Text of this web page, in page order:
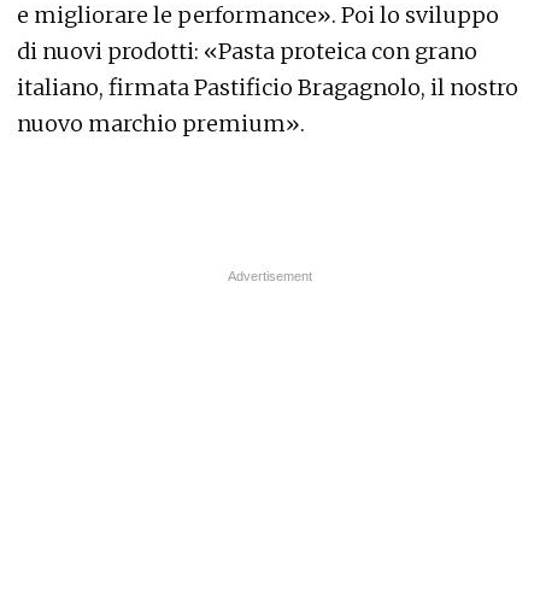
e migliorare le performance». Poi lo sviluppo
di nuovi prodotti: «Pasta proteica con grano
italiano, firmata Pastificio Bragagnolo, il nostro
nuovo marchio premium».